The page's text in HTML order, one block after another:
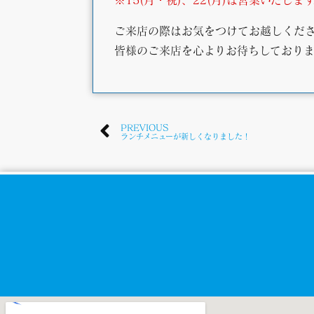
ご来店の際はお気をつけてお越しくださ
皆様のご来店を心よりお待ちしておりま
PREVIOUS
ランチメニューが新しくなりました！